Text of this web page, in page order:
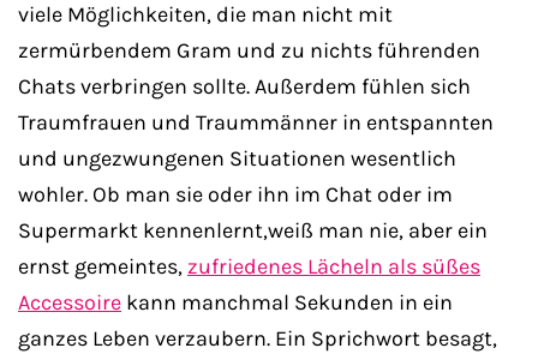
viele Möglichkeiten, die man nicht mit
zermürbendem Gram und zu nichts führenden
Chats verbringen sollte. Außerdem fühlen sich
Traumfrauen und Traummänner in entspannten
und ungezwungenen Situationen wesentlich
wohler. Ob man sie oder ihn im Chat oder im
Supermarkt kennenlernt,weiß man nie, aber ein
ernst gemeintes, zufriedenes Lächeln als süßes
Accessoire kann manchmal Sekunden in ein
ganzes Leben verzaubern. Ein Sprichwort besagt,